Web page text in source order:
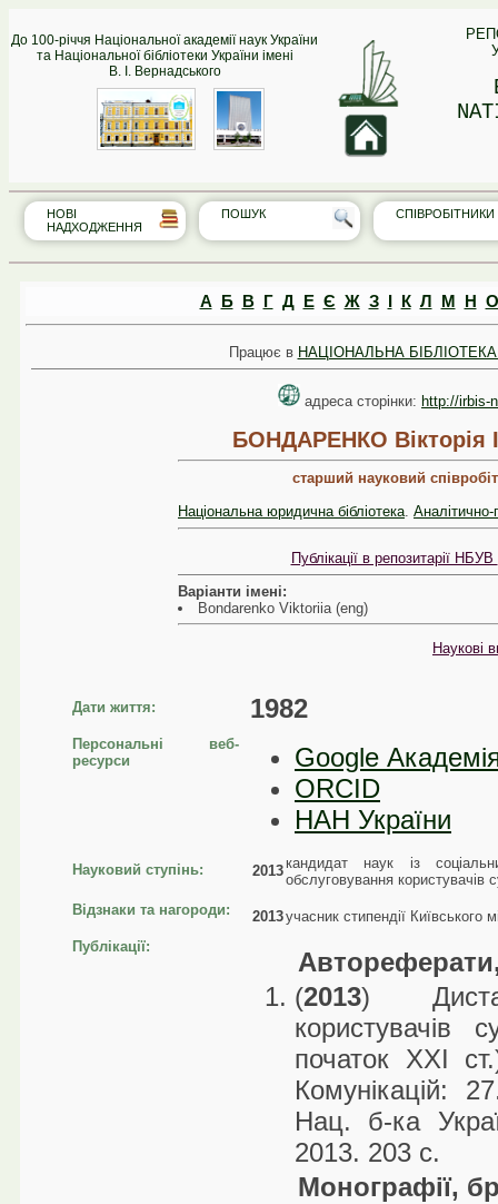
До 100-річчя Національної академії наук України
та Національної бібліотеки України імені
В. І. Вернадського
НОВІ
НАДХОДЖЕННЯ
ПОШУК СПІВРО‎БІТНИКИ
А Б В Г Д Е Є Ж З К Л М Н О
Працює в НАЦІОНАЛЬНА
адреса сторінки: http://irbis-
БОНДАРЕНКО Вікторія
старший науковий
Національна юридична бібліотека Аналітично-
Публікації в репозитарії НБУВ
Варіанти імені:
Bondarenko Viktoriia (eng)
Наукові
Дати життя: 1982
Персональні веб-
ресурси
Google
ORCID
НАН України
Науковий ступінь: 2013кандидат наук із
обслуговування користувачів
Відзнаки та нагороди:
2013учасник стипендії Київського
Публікації:
Автореферати,
(2013)
користувачів
початок ХХІ
Комунікацій:
Нац. б-ка
2013. 203 с.
Монографії,